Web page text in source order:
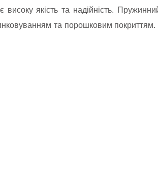
якість та надійність.
та порошковим